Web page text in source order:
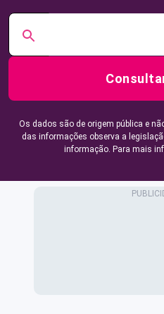
Os dados são de origem pública e
das informações observa a
informação. Para mais